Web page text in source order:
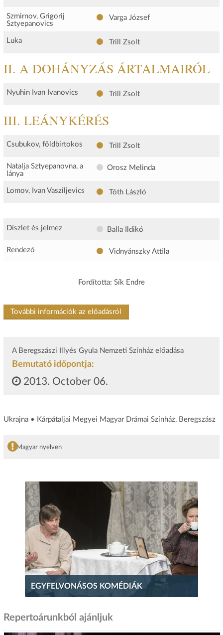
Szmirnov, Grigorij
Sztyepanovics
Varga József
Luka Trill Zsolt
II. A DOHÁNYZÁS ÁRTALMAIRÓL
Nyuhin Ivan Ivanovics Trill Zsolt
III. LEÁNYKÉRÉS
Csubukov, földbirtokos Trill Zsolt
Natalja Sztyepanovna, a
lánya
Orosz Melinda
Lomov, Ivan Vasziljevics Tóth László
Díszlet és jelmez Balla Ildikó
Rendező Vidnyánszky Attila
Fordította: Sík Endre
További információk az előadásról
A Beregszászi Illyés Gyula Nemzeti Színház előadása
Bemutató időpontja:
2013. October 06.
Ukrajna • Kárpátaljai Megyei Magyar Drámai Színház, Beregszász
Magyar nyelven
EGYFELVONÁSOS KOMÉDIÁK
Repertoárunkból ajánljuk